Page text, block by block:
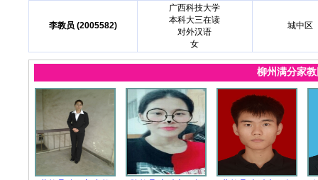
李教员 (2005582)
广西科技大学
本科大三在读
对外汉语
女
城中区
柳州满分家